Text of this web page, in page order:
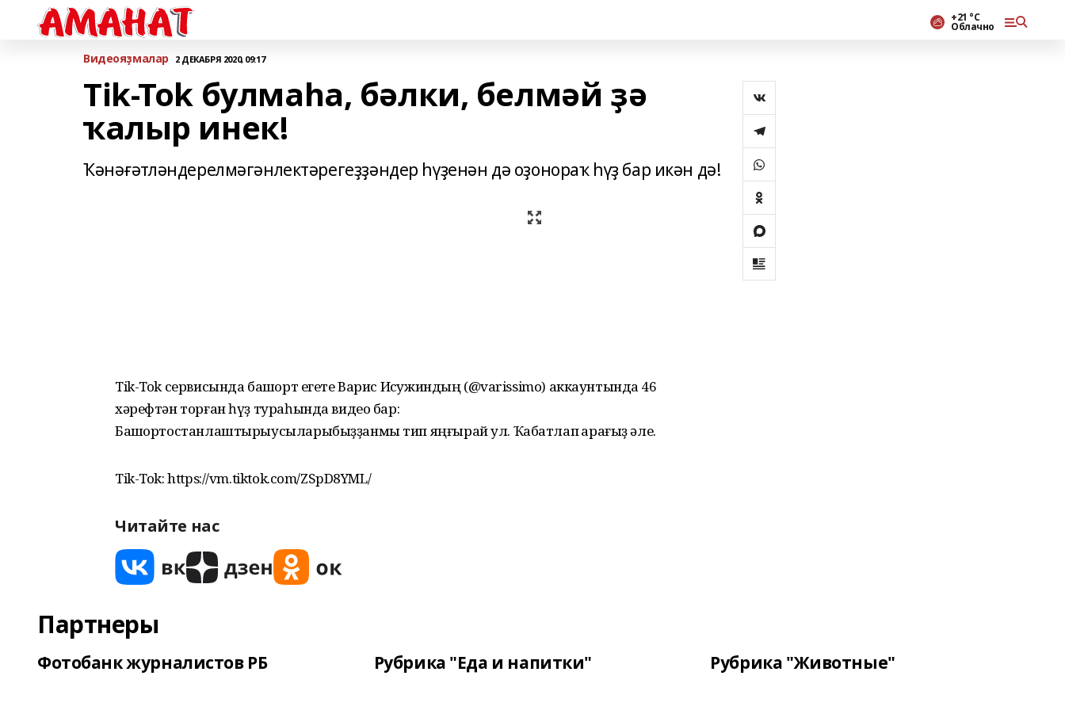
+21 °С
Облачно
Bидеояҙмалар 2 ДЕКАБРЯ 2020, 09:17
Tik-Tok булмаһа, бәлки, белмәй ҙә
ҡалыр инек!
Ҡәнәғәтләндерелмәгәнлектәрегеҙҙәндер һүҙенән дә оҙонораҡ һүҙ бар икән дә!
Tik-Tok сервисында башҡорт егете Варис Исҡужиндың (@varissimo) аккаунтында 46
хәрефтән торған һүҙ тураһында видео бар:
Башҡортостанлаштырыусыларыбыҙҙанмы тип яңғырай ул. Ҡабатлап ҡарағыҙ әле.
Tik-Tok: https://vm.tiktok.com/ZSpD8YML/
Читайте нас
Партнеры
Фотобанк журналистов РБ Рубрика "Еда и напитки" Рубрика "Животные"